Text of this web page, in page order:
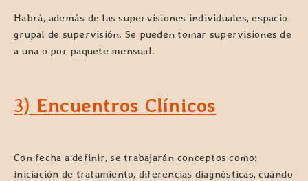
Habrá, además de las supervisiones individuales, espacio
grupal de supervisión. Se pueden tomar supervisiones de
a una o por paquete mensual.
3) Encuentros Clínicos
Con fecha a definir, se trabajarán conceptos como:
iniciación de tratamiento, diferencias diagnósticas, cuándo